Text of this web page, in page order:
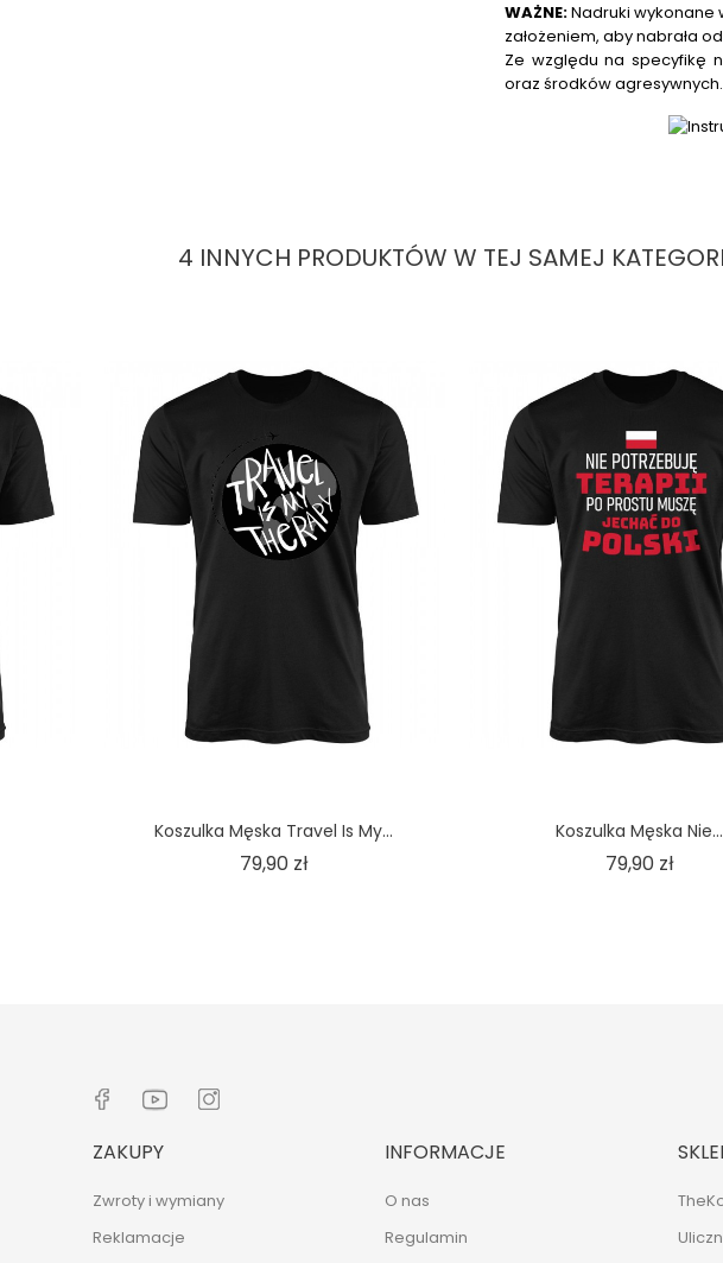
WAŻNE:Nadruki wykonane
założeniem, aby nabrała
Ze względu na specyfikę
oraz środków
4 INNYCH PRODUKTÓW W TEJ SAMEJ
Koszulka Męska Travel Is My...
79,90 złCena
Koszulka Męska Nie...
79,90 złCena
ZAKUPY
Zwroty i wymiany
Reklamacje
INFORMACJE
O nas
Regulamin